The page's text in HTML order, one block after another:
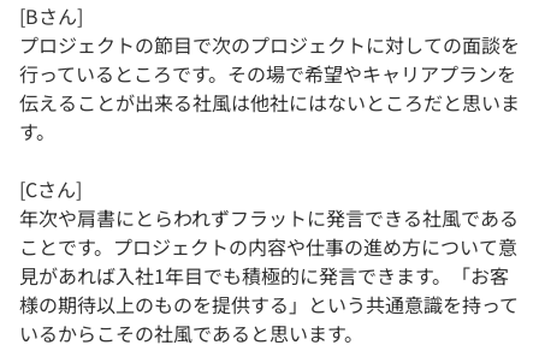
[Bさん]
プロジェクトの節目で次のプロジェクトに対しての面談を
行っているところです。その場で希望やキャリアプランを
伝えることが出来る社風は他社にはないところだと思いま
す。
[Cさん]
年次や肩書にとらわれずフラットに発言できる社風である
ことです。プロジェクトの内容や仕事の進め方について意
見があれば入社1年目でも積極的に発言できます。「お客
様の期待以上のものを提供する」という共通意識を持って
いるからこその社風であると思います。